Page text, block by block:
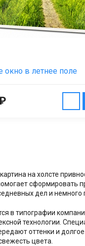
окно в летнее поле
на холсте
сформировать
дел и немного
в типографии
технологии.
оттенки и
цвета.